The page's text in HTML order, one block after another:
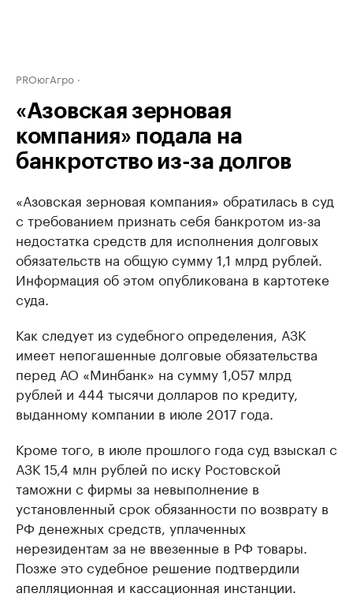
PROюгАгро
«Азовская зерновая
компания» подала на
банкротство из-за долгов
«Азовская зерновая компания» обратилась в суд
с требованием признать себя банкротом из-за
недостатка средств для исполнения долговых
обязательств на общую сумму 1,1 млрд рублей.
Информация об этом опубликована в картотеке
суда.
Как следует из судебного определения, АЗК
имеет непогашенные долговые обязательства
перед АО «Минбанк» на сумму 1,057 млрд
рублей и 444 тысячи долларов по кредиту,
выданному компании в июле 2017 года.
Кроме того, в июле прошлого года суд взыскал с
АЗК 15,4 млн рублей по иску Ростовской
таможни с фирмы за невыполнение в
установленный срок обязанности по возврату в
РФ денежных средств, уплаченных
нерезидентам за не ввезенные в РФ товары.
Позже это судебное решение подтвердили
апелляционная и кассационная инстанции.